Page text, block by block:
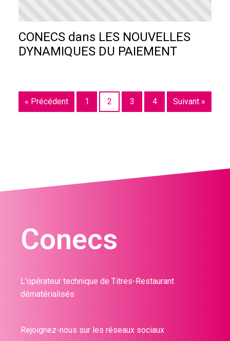
CONECS dans LES NOUVELLES
DYNAMIQUES DU PAIEMENT
« Précédent 1 2 3 4 Suivant »
Conecs
L'opérateur technique de Titres-Restaurant
dématérialisés
Rejoignez-nous sur les réseaux sociaux